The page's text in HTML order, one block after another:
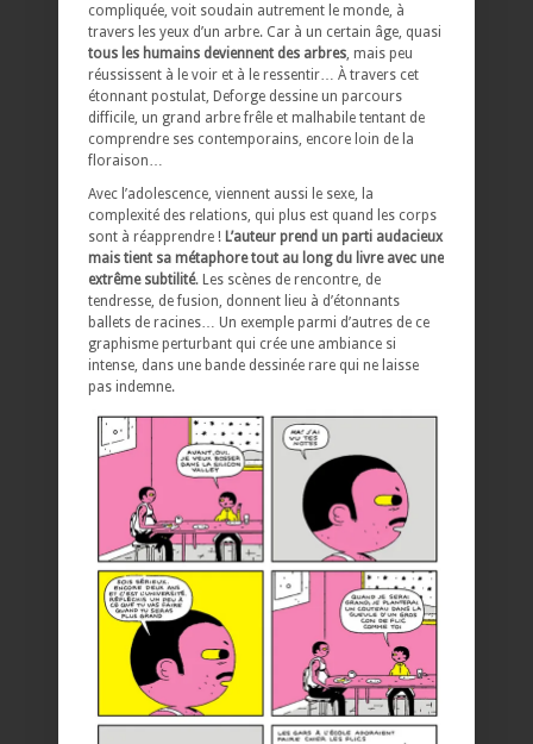
compliquée, voit soudain autrement le monde, à
travers les yeux d’un arbre. Car à un certain âge, quasi
tous les humains deviennent des arbres , mais peu
réussissent à le voir et à le ressentir… À travers cet
étonnant postulat, Deforge dessine un parcours
difficile, un grand arbre frêle et malhabile tentant de
comprendre ses contemporains, encore loin de la
floraison…
Avec l’adolescence, viennent aussi le sexe, la
complexité des relations, qui plus est quand les corps
sont à réapprendre ! L’auteur prend un parti audacieux
mais tient sa métaphore tout au long du livre avec une
extrême subtilité. Les scènes de rencontre, de
tendresse, de fusion, donnent lieu à d’étonnants
ballets de racines… Un exemple parmi d’autres de ce
graphisme perturbant qui crée une ambiance si
intense, dans une bande dessinée rare qui ne laisse
pas indemne.